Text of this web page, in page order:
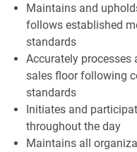
Maintains and
follows established
standards
Accurately processes
sales floor following
standards
Initiates and
throughout the day
Maintains all